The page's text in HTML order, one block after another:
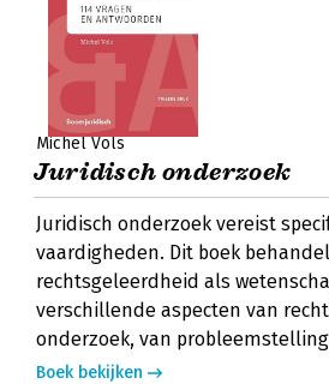
Michel Vols
Juridisch onderzoek
Juridisch onderzoek vereist
vaardigheden. Dit boek
rechtsgeleerdheid als
verschillende aspecten van
onderzoek, van
Boek bekijken